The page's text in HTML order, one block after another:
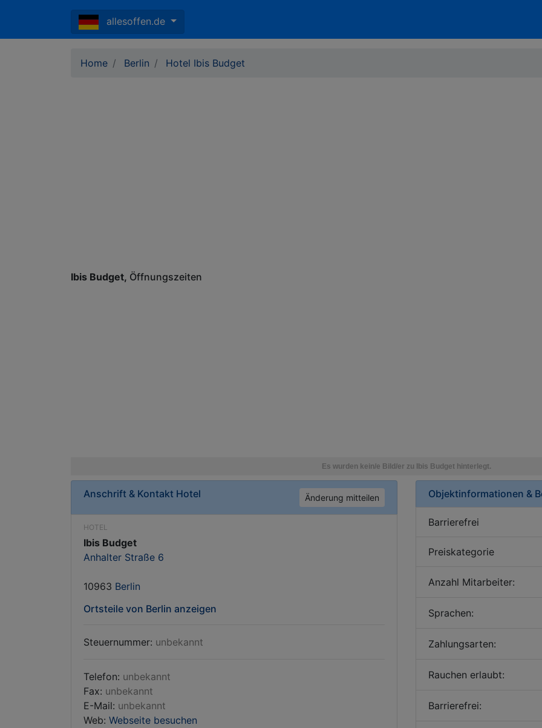
allesoffen.de
Home Berlin Hotel Ibis Budget
Ibis Budget Öffnungszeiten
Anschrift & Kontakt Hotel Änderung mitteilen
HOTEL
Ibis Budget
Anhalter Straße 6
10963 Berlin
Ortsteile von Berlin anzeigen
Steuernummer: unbekannt
Telefon: unbekannt
Fax: unbekannt
E-Mail: unbekannt
Web: Webseite besuchen
Objektinformationen &
Barrierefrei
Preiskategorie
Anzahl Mitarbeiter:
Sprachen:
Zahlungsarten:
Rauchen erlaubt:
Barrierefrei: